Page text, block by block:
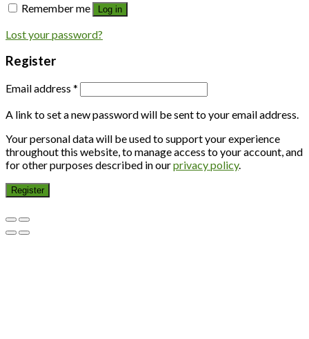
Remember me
Log in
Lost your password?
Register
Email address *
A link to set a new password will be sent to your email address.
Your personal data will be used to support your experience
throughout this website, to manage access to your account, and
for other purposes described in ourprivacy policy.
Register